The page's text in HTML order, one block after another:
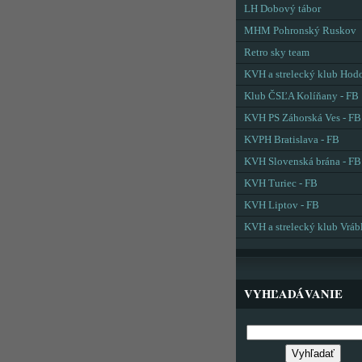
LH Dobový tábor
MHM Pohronský Ruskov
Retro sky team
KVH a strelecký klub
Klub ČSĽA Kolíňany - FB
KVH PS Záhorská Ves - FB
KVPH Bratislava - FB
KVH Slovenská brána - FB
KVH Turiec - FB
KVH Liptov - FB
KVH a strelecký klub
VYHĽADÁVANIE